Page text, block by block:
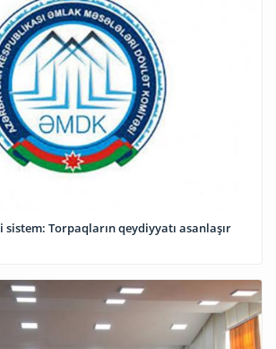
sistem: Torpaqların qeydiyyatı asanlaşır